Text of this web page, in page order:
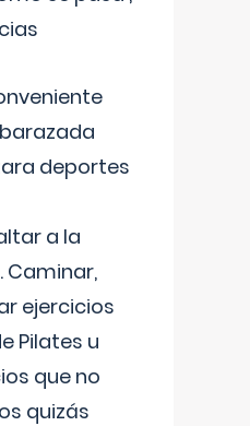
deportes
a la
Caminar,
ejercicios
Pilates u
que no
quizás